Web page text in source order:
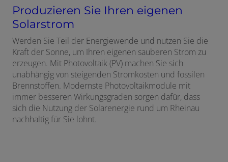
Produzieren Sie Ihren eigenen
Solarstrom
Werden Sie Teil der Energiewende und nutzen Sie die
Kraft der Sonne, um Ihren eigenen sauberen Strom zu
erzeugen. Mit Photovoltaik (PV) machen Sie sich
unabhängig von steigenden Stromkosten und fossilen
Brennstoffen. Modernste Photovoltaikmodule mit
immer besseren Wirkungsgraden sorgen dafür, dass
sich die Nutzung der Solarenergie rund um Rheinau
nachhaltig für Sie lohnt.